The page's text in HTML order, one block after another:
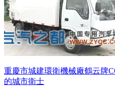
重慶市城建環衛機械廠鶴云牌
的城市衛士